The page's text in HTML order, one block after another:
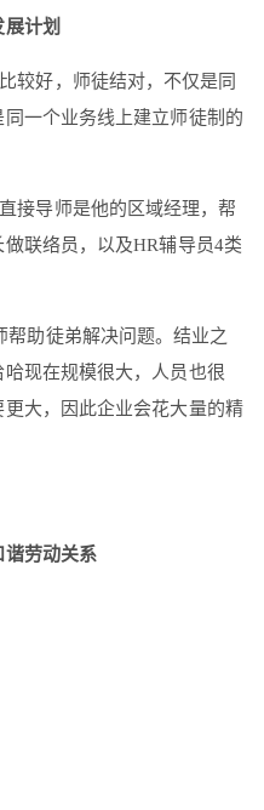
计划
比较好，师徒结对，不仅是同
一个业务线上建立师徒制的
接导师是他的区域经理，帮
联络员，以及HR辅导员4类
助徒弟解决问题。结业之
现在规模很大，人员也很
大，因此企业会花大量的精
谐劳动关系